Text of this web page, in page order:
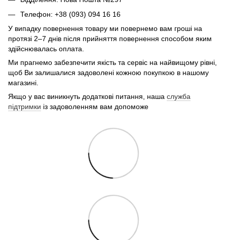
Телефон: +38 (093) 094 16 16
У випадку повернення товару ми повернемо вам гроші на
протязі 2–7 днів після прийняття повернення способом яким
здійснювалась оплата.
Ми прагнемо забезпечити якість та сервіс на найвищому рівні,
щоб Ви залишалися задоволені кожною покупкою в нашому
магазині.
Якщо у вас виникнуть додаткові питання, наша служба
підтримки із задоволенням вам допоможе